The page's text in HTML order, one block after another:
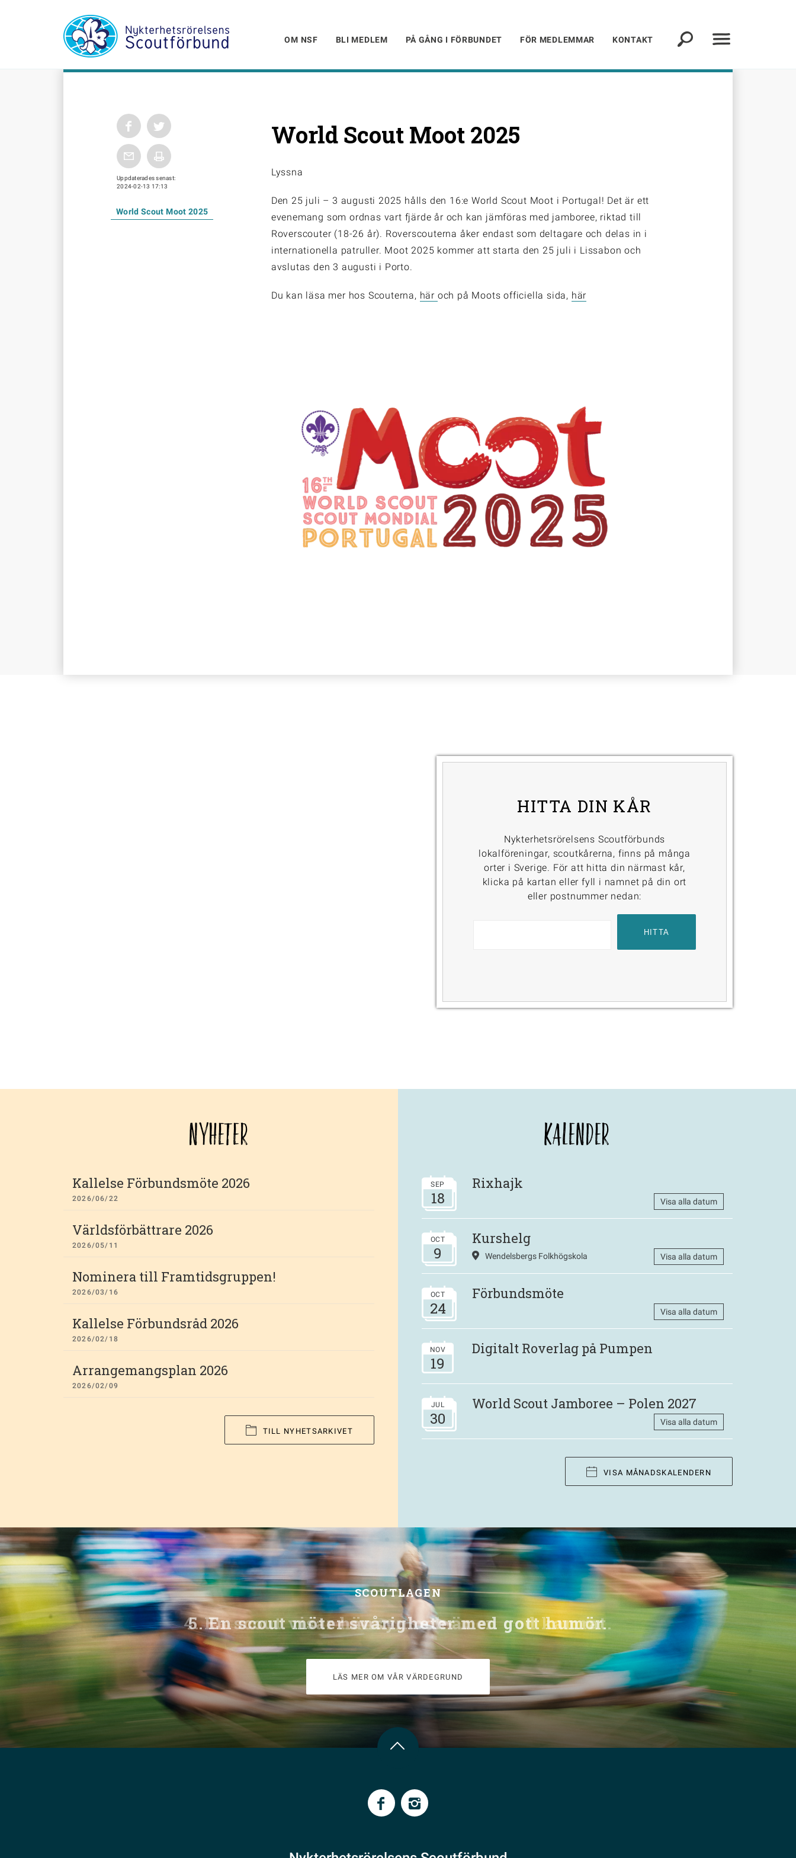
OM NSF BLI MEDLEM PÅ GÅNG I FÖRBUNDET FÖR MEDLEMMAR KONTAKT
Uppdaterades senast:
2024-02-13 17:13
World Scout Moot 2025
World Scout Moot 2025
Lyssna
Den 25 juli – 3 augusti 2025 hålls den 16:e World Scout Moot i Portugal! Det är ett
evenemang som ordnas vart fjärde år och kan jämföras med jamboree, riktad till
Roverscouter (18-26 år). Roverscouterna åker endast som deltagare och delas in i
internationella patruller. Moot 2025 kommer att starta den 25 juli i Lissabon och
avslutas den 3 augusti i Porto.
Du kan läsa mer hos Scouterna, här och på Moots officiella sida, här
HITTA DIN KÅR
Nykterhetsrörelsens Scoutförbunds
lokalföreningar, scoutkårerna, finns på många
orter i Sverige. För att hitta din närmast kår,
klicka på kartan eller fyll i namnet på din ort
eller postnummer nedan:
NYHETER
Kallelse Förbundsmöte 2026
2026/06/22
Världsförbättrare 2026
2026/05/11
Nominera till Framtidsgruppen!
2026/03/16
Kallelse Förbundsråd 2026
2026/02/18
Arrangemangsplan 2026
2026/02/09
TILL NYHETSARKIVET
KALENDER
SEP
18
Rixhajk
Visa alla datum
OCT
9
Kurshelg
Wendelsbergs Folkhögskola Visa alla datum
OCT
24
Förbundsmöte
Visa alla datum
NOV
19
Digitalt Roverlag på Pumpen
JUL
30
World Scout Jamboree – Polen 2027
Visa alla datum
VISA MÅNADSKALENDERN
SCOUTLAGEN
5. En scout möter svårigheter med gott humör.
LÄS MER OM VÅR VÄRDEGRUND